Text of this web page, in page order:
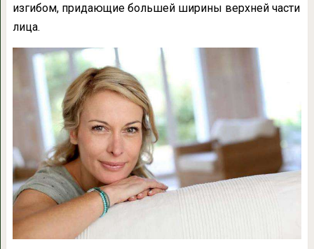
изгибом, придающие большей ширины верхней части
лица.